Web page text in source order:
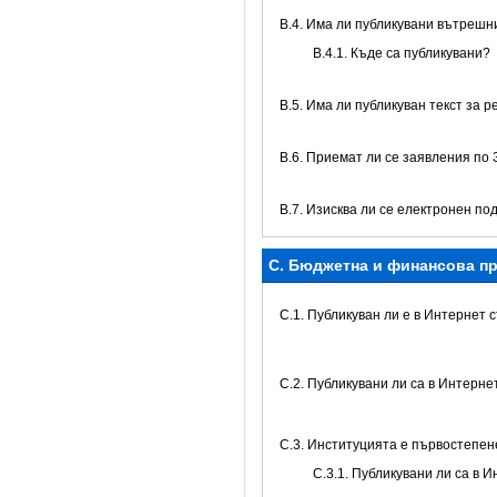
В.4. Има ли публикувани
В.4.1. Къде са публикувани?
В.5. Има ли публикуван текст за
В.6. Приемат ли се заявления
В.7. Изисква ли се електронен
C. Бюджетна и финансова
C.1. Публикуван ли е в Интернет
C.2. Публикувани ли са в
C.3. Институцията е
С.3.1. Публикувани ли са в